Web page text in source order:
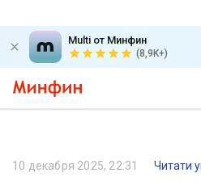
Multi от Минфин
(8,9K+)
10 декабря 2025, 22:31 Читати